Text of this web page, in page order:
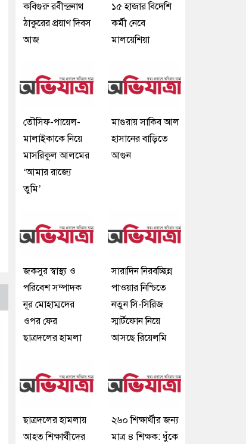
কবিগুরু রবীন্দ্রনাথ
ঠাকুরের প্রয়াণ দিবস
আজ
১৫ হাজার বিদেশি
কর্মী নেবে
মালয়েশিয়া
তৌসিফ-পায়েল-
মালাইকাকে নিয়ে
মাসরিকুল আলমের
‘আমার রাজ্যে
তুমি’
মাগুরায় সাকিব আল
হাসানের বাড়িতে
আগুন
জকসুর স্বাস্থ্য ও
পরিবেশ সম্পাদক
নূর মোহাম্মদের
ওপর ফের
ছাত্রদলের হামলা
সারাদিন নিরবচ্ছিন্ন
পাওয়ার নিশ্চিতে
নতুন সি-সিরিজ
স্মার্টফোন নিয়ে
আসছে রিয়েলমি
ছাত্রদলের হামলায়
আহত শিক্ষার্থীদের
২৬০ শিক্ষার্থীর জন্য
মাত্র ৪ শিক্ষক: ধুঁকে